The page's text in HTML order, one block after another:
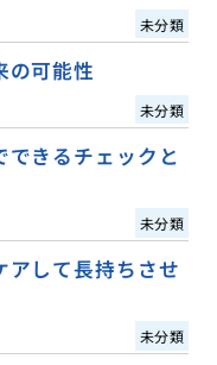
未分類
の可能性
未分類
できるチェックと
未分類
アして長持ちさせ
未分類